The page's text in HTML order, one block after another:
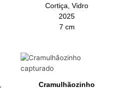
Cortiça, Vidro
2025
7 cm
Cramulhãozinho